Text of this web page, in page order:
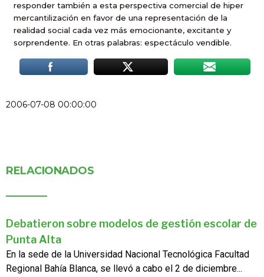
responder también a esta perspectiva comercial de hiper
mercantilización en favor de una representación de la
realidad social cada vez más emocionante, excitante y
sorprendente. En otras palabras: espectáculo vendible.
2006-07-08 00:00:00
RELACIONADOS
Debatieron sobre modelos de gestión escolar de
Punta Alta
En la sede de la Universidad Nacional Tecnológica Facultad
Regional Bahía Blanca, se llevó a cabo el 2 de diciembre...